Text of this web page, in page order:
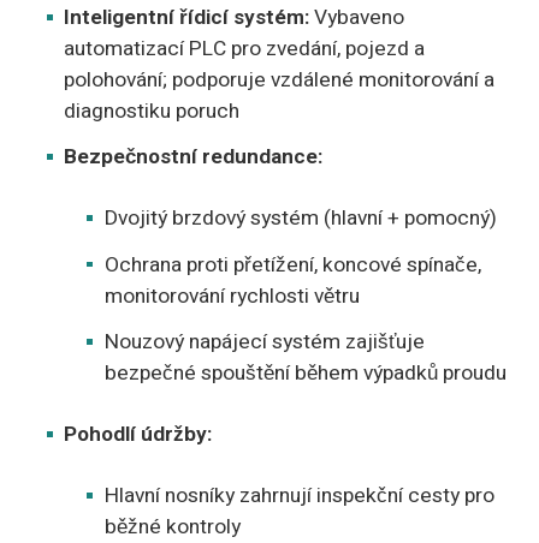
Inteligentní řídicí systém:Vybaveno
automatizací PLC pro zvedání, pojezd a
polohování; podporuje vzdálené monitorování a
diagnostiku poruch
Bezpečnostní redundance:
Dvojitý brzdový systém (hlavní + pomocný)
Ochrana proti přetížení, koncové spínače,
monitorování rychlosti větru
Nouzový napájecí systém zajišťuje
bezpečné spouštění během výpadků proudu
Pohodlí údržby:
Hlavní nosníky zahrnují inspekční cesty pro
běžné kontroly